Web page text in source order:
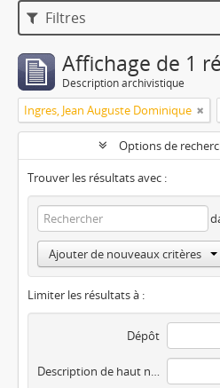
Filtres
Affichage de 1
Description archivistique
Ingres, Jean Auguste Dominique
Options de
Trouver les résultats avec :
Ajouter de nouveaux critères
Limiter les résultats à :
Dépôt
Description de haut niveau